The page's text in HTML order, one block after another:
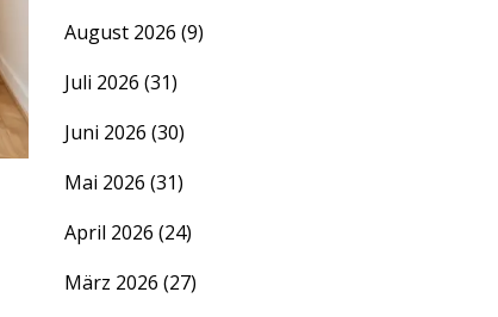
August 2026 (9)
Juli 2026 (31)
Juni 2026 (30)
Mai 2026 (31)
April 2026 (24)
März 2026 (27)